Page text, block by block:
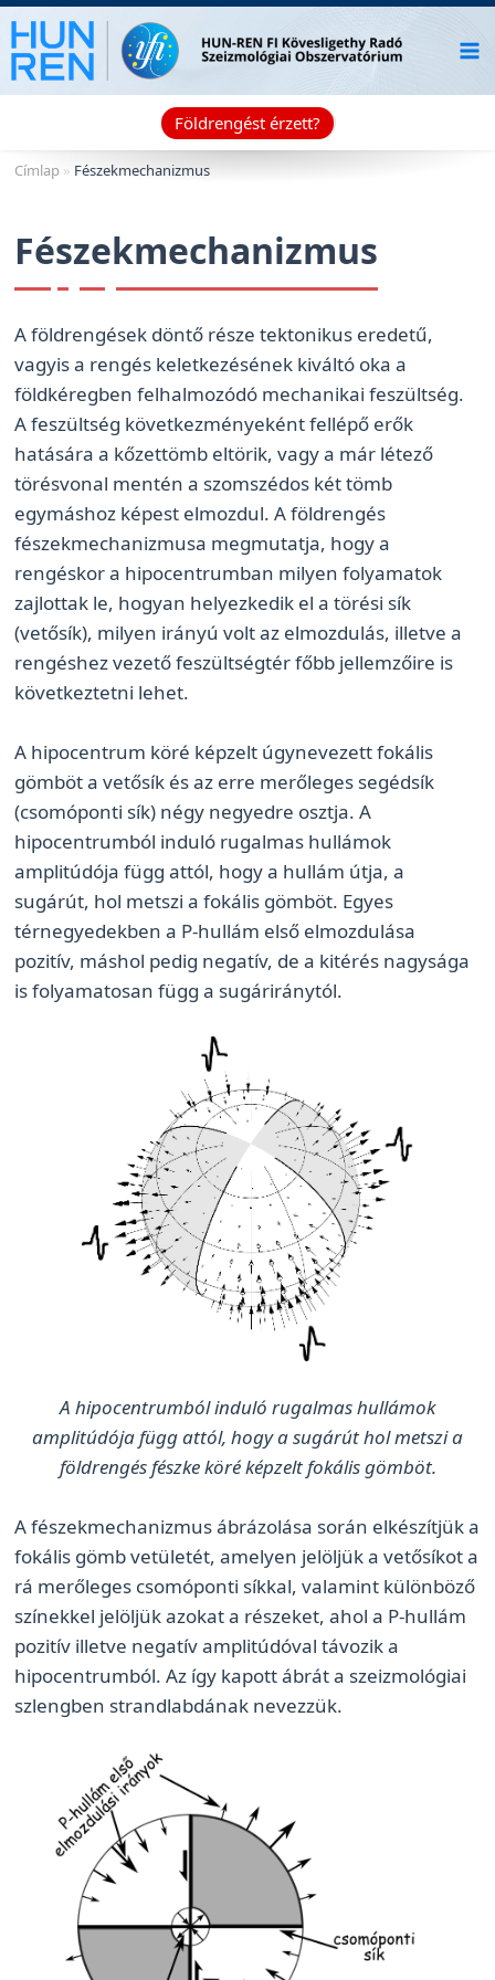
Skip
to
content
Földrengést érzett?
Címlap » Fészekmechanizmus
Fészekmechanizmus
A földrengések döntő része tektonikus eredetű,
vagyis a rengés keletkezésének kiváltó oka a
földkéregben felhalmozódó mechanikai feszültség.
A feszültség következményeként fellépő erők
hatására a kőzettömb eltörik, vagy a már létező
törésvonal mentén a szomszédos két tömb
egymáshoz képest elmozdul. A földrengés
fészekmechanizmusa megmutatja, hogy a
rengéskor a hipocentrumban milyen folyamatok
zajlottak le, hogyan helyezkedik el a törési sík
(vetősík), milyen irányú volt az elmozdulás, illetve a
rengéshez vezető feszültségtér főbb jellemzőire is
következtetni lehet.
A hipocentrum köré képzelt úgynevezett fokális
gömböt a vetősík és az erre merőleges segédsík
(csomóponti sík) négy negyedre osztja. A
hipocentrumból induló rugalmas hullámok
amplitúdója függ attól, hogy a hullám útja, a
sugárút, hol metszi a fokális gömböt. Egyes
térnegyedekben a P-hullám első elmozdulása
pozitív, máshol pedig negatív, de a kitérés nagysága
is folyamatosan függ a sugáriránytól.
A hipocentrumból induló rugalmas hullámok
amplitúdója függ attól, hogy a sugárút hol metszi a
földrengés fészke köré képzelt fokális gömböt.
A fészekmechanizmus ábrázolása során elkészítjük a
fokális gömb vetületét, amelyen jelöljük a vetősíkot a
rá merőleges csomóponti síkkal, valamint különböző
színekkel jelöljük azokat a részeket, ahol a P-hullám
pozitív illetve negatív amplitúdóval távozik a
hipocentrumból. Az így kapott ábrát a szeizmológiai
szlengben strandlabdának nevezzük.